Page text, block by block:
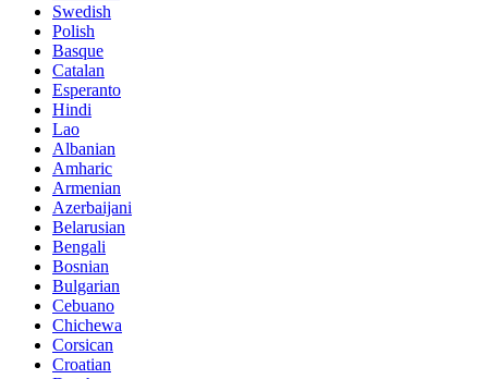
Swedish
Polish
Basque
Catalan
Esperanto
Hindi
Lao
Albanian
Amharic
Armenian
Azerbaijani
Belarusian
Bengali
Bosnian
Bulgarian
Cebuano
Chichewa
Corsican
Croatian